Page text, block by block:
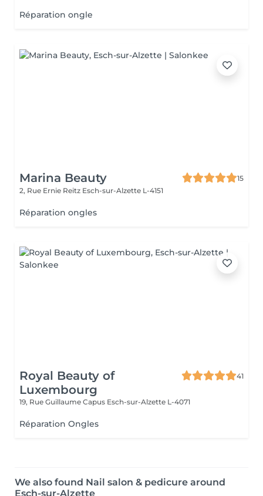
Réparation ongle
Marina Beauty
15
2, Rue Ernie Reitz Esch-sur-Alzette L-4151
Réparation ongles
Royal Beauty of
Luxembourg
41
19, Rue Guillaume Capus Esch-sur-Alzette L-4071
Réparation Ongles
We also found Nail salon & pedicure around
Esch-sur-Alzette